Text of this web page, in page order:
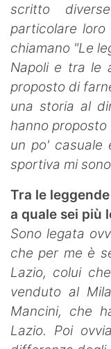
scritto
particolare
chiamano "Le
Napoli e tra le
proposto di
una storia al
hanno
un po' casuale
sportiva mi
Tra le
a quale sei più
Sono legata
che per me è
Lazio, colui
venduto al
Mancini, che
Lazio. Poi